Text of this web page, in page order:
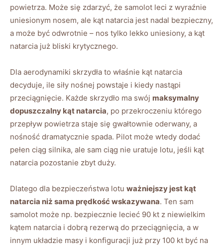
powietrza. Może się zdarzyć, że samolot leci z wyraźnie
uniesionym nosem, ale kąt natarcia jest nadal bezpieczny,
a może być odwrotnie – nos tylko lekko uniesiony, a kąt
natarcia już bliski krytycznego.
Dla aerodynamiki skrzydła to właśnie kąt natarcia
decyduje, ile siły nośnej powstaje i kiedy nastąpi
przeciągnięcie. Każde skrzydło ma swój maksymalny
dopuszczalny kąt natarcia, po przekroczeniu którego
przepływ powietrza staje się gwałtownie oderwany, a
nośność dramatycznie spada. Pilot może wtedy dodać
pełen ciąg silnika, ale sam ciąg nie uratuje lotu, jeśli kąt
natarcia pozostanie zbyt duży.
Dlatego dla bezpieczeństwa lotu ważniejszy jest kąt
natarcia niż sama prędkość wskazywana. Ten sam
samolot może np. bezpiecznie lecieć 90 kt z niewielkim
kątem natarcia i dobrą rezerwą do przeciągnięcia, a w
innym układzie masy i konfiguracji już przy 100 kt być na